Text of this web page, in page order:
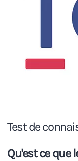
Test de
Qu'est ce que